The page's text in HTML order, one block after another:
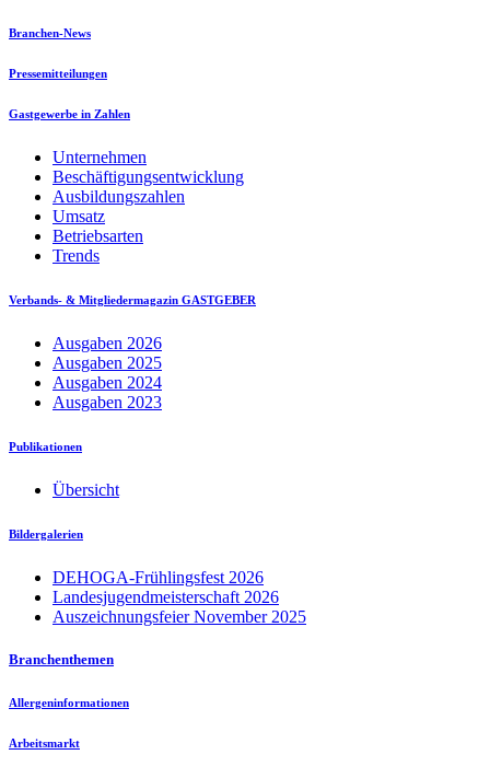
Branchen-News
Pressemitteilungen
Gastgewerbe in Zahlen
Unternehmen
Beschäftigungsentwicklung
Ausbildungszahlen
Umsatz
Betriebsarten
Trends
Verbands- & Mitgliedermagazin GASTGEBER
Ausgaben 2026
Ausgaben 2025
Ausgaben 2024
Ausgaben 2023
Publikationen
Übersicht
Bildergalerien
DEHOGA-Frühlingsfest 2026
Landesjugendmeisterschaft 2026
Auszeichnungsfeier November 2025
Branchenthemen
Allergeninformationen
Arbeitsmarkt